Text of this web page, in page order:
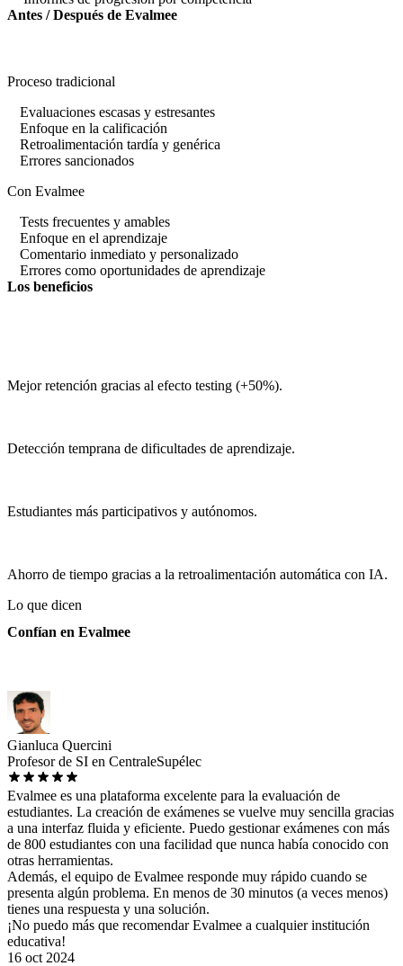
Antes / Después de Evalmee
Proceso tradicional
Evaluaciones escasas y estresantes
Enfoque en la calificación
Retroalimentación tardía y genérica
Errores sancionados
Con Evalmee
Tests frecuentes y amables
Enfoque en el aprendizaje
Comentario inmediato y personalizado
Errores como oportunidades de aprendizaje
Los beneficios
Mejor retención gracias al efecto testing (+50%).
Detección temprana de dificultades de aprendizaje.
Estudiantes más participativos y autónomos.
Ahorro de tiempo gracias a la retroalimentación automática con IA.
Lo que dicen
Confían en Evalmee
Gianluca Quercini
Profesor de SI en CentraleSupélec
Evalmee es una plataforma excelente para la evaluación de
estudiantes. La creación de exámenes se vuelve muy sencilla gracias
a una interfaz fluida y eficiente. Puedo gestionar exámenes con más
de 800 estudiantes con una facilidad que nunca había conocido con
otras herramientas.
Además, el equipo de Evalmee responde muy rápido cuando se
presenta algún problema. En menos de 30 minutos (a veces menos)
tienes una respuesta y una solución.
¡No puedo más que recomendar Evalmee a cualquier institución
educativa!
16 oct 2024